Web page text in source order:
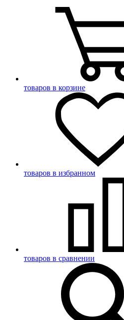
товаров в корзине
товаров в избранном
товаров в сравнении